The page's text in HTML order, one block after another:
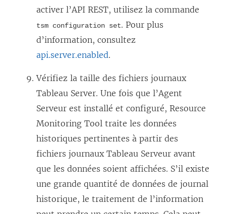
activer l’API REST, utilisez la commande
tsm configuration set. Pour plus
d’information, consultez
api.server.enabled.
Vérifiez la taille des fichiers journaux
Tableau Server. Une fois que l’Agent
Serveur est installé et configuré, Resource
Monitoring Tool traite les données
historiques pertinentes à partir des
fichiers journaux Tableau Serveur avant
que les données soient affichées. S’il existe
une grande quantité de données de journal
historique, le traitement de l’information